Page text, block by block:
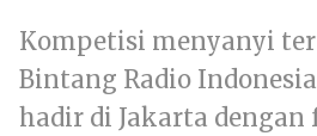
Kompetisi menyanyi
Bintang Radio
hadir di Jakarta dengan